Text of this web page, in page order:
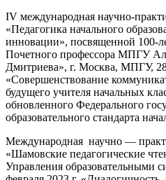
IV международная научно-
«Педагогика начального
инновации», посвященной 100-
Почетного профессора МПГУ
Дмитриева», г. Москва, МПГУ,
«Совершенствование
будущего учителя начальных
обновленного Федерального
образовательного стандарта
Международная научно —
«Шамовские педагогические
Управления образовательными